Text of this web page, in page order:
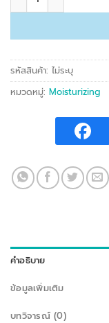
รหัสสินค้า: ไม่ระบุ
หมวดหมู่: Moisturizing
คำอธิบาย
ข้อมูลเพิ่มเติม
บทวิจารณ์ (0)